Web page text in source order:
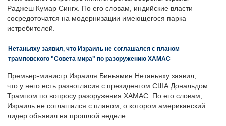
Раджеш Кумар Сингх. По его словам, индийские власти
сосредоточатся на модернизации имеющегося парка
истребителей.
Нетаньяху заявил, что Израиль не соглашался с планом
трамповского "Совета мира" по разоружению ХАМАС
Премьер-министр Израиля Биньямин Нетаньяху заявил,
что у него есть разногласия с президентом США Дональдом
Трампом по вопросу разоружения ХАМАС. По его словам,
Израиль не соглашался с планом, о котором американский
лидер объявил на прошлой неделе.